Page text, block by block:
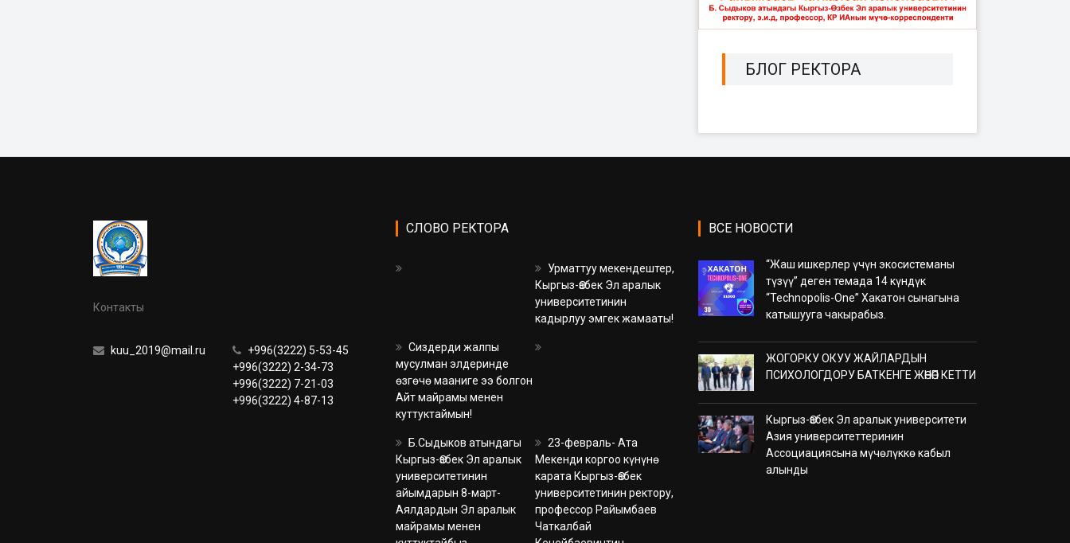
БЛОГ РЕКТОРА
Контакты
kuu_2019@mail.ru
+996(3222) 5-53-45
+996(3222) 2-34-73
+996(3222) 7-21-03
+996(3222) 4-87-13
СЛОВО РЕКТОРА
Урматтуу мекендештер,
Кыргыз-Өзбек Эл аралык
университетинин
кадырлуу эмгек жамааты!
Сиздерди жалпы
мусулман элдеринде
өзгөчө мааниге ээ болгон
Айт майрамы менен
куттуктаймын!
Б.Сыдыков атындагы
Кыргыз-Өзбек Эл аралык
университетинин
айымдарын 8-март-
Аялдардын Эл аралык
майрамы менен
23-февраль- Ата
Мекенди коргоо күнүнө
карата Кыргыз-Өзбек
университетинин ректору,
профессор Райымбаев
Чаткалбай
ВСЕ НОВОСТИ
“Жаш ишкерлер үчүн экосистеманы
түзүү” деген темада 14 күндүк
“Technopolis-One” Хакатон сынагына
катышууга чакырабыз.
ЖОГОРКУ ОКУУ ЖАЙЛАРДЫН
ПСИХОЛОГДОРУ БАТКЕНГЕ ЖӨНӨП КЕТТИ
Кыргыз-Өзбек Эл аралык университети
Азия университеттеринин
Ассоциациясына мүчөлүккө кабыл
алынды